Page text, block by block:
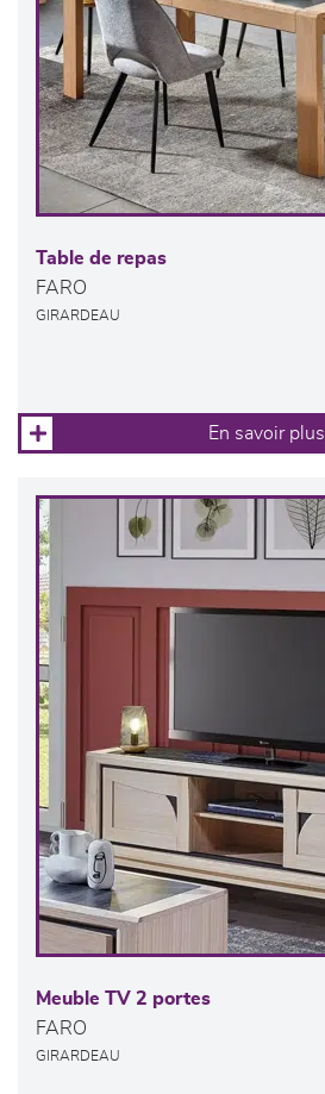
Table de repas
FARO
GIRARDEAU
En savoir plus
Meuble TV 2 portes
FARO
GIRARDEAU